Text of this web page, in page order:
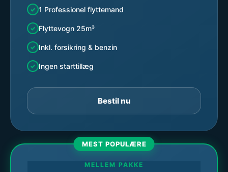
1 Professionel flyttemand
Flyttevogn 25m³
Inkl. forsikring & benzin
Ingen starttillæg
Bestil nu
MEST POPULÆRE
MELLEM PAKKE